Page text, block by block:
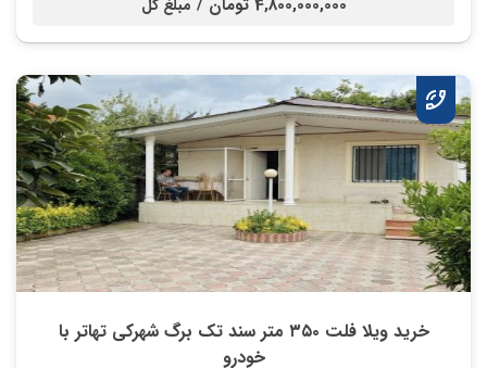
4,800,000,000 تومان / مبلغ کل
خرید ویلا فلت ۳۵۰ متر سند تک برگ شهرکی تهاتر با
خودرو